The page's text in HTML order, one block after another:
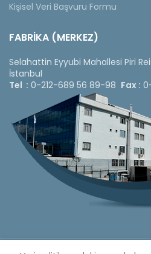
Kişisel Veri Başvuru Formu
FABRİKA (MERKEZ)
Selahattin Eyyubi Mahallesi Piri
İstanbul
Tel : 0-212-689 56 89-98 Fax :